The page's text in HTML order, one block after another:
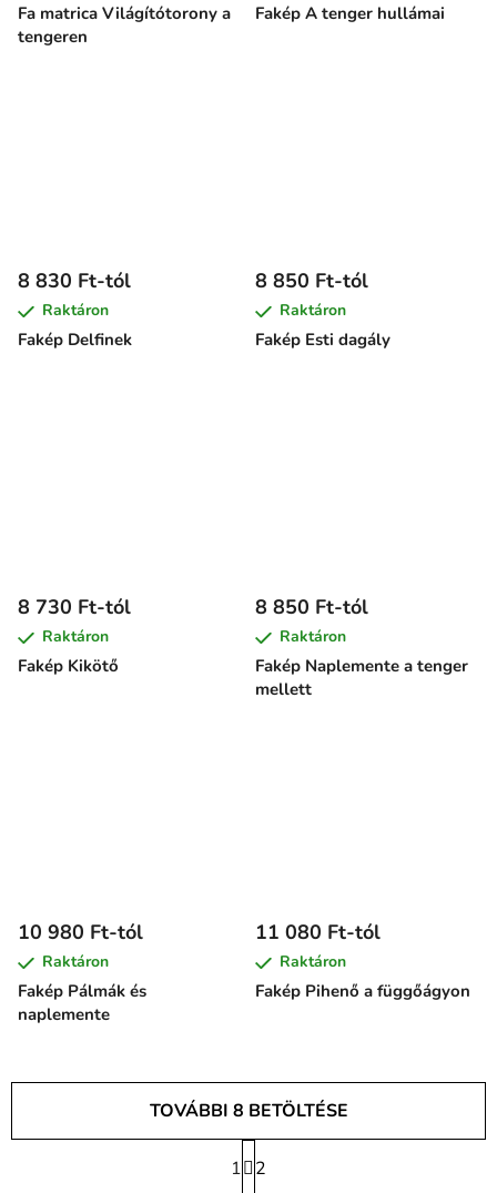
Fa matrica Világítótorony a
tengeren
Fakép A tenger hullámai
Fakép Delfinek
8 830 Ft-tól
Raktáron
Fakép Esti dagály
8 850 Ft-tól
Raktáron
Fakép Kikötő
8 730 Ft-tól
Raktáron
Fakép Naplemente a tenger
mellett
8 850 Ft-tól
Raktáron
Fakép Pálmák és
naplemente
10 980 Ft-tól
Raktáron
Fakép Pihenő a függőágyon
11 080 Ft-tól
Raktáron
TOVÁBBI 8 BETÖLTÉSE
L
a
1 2